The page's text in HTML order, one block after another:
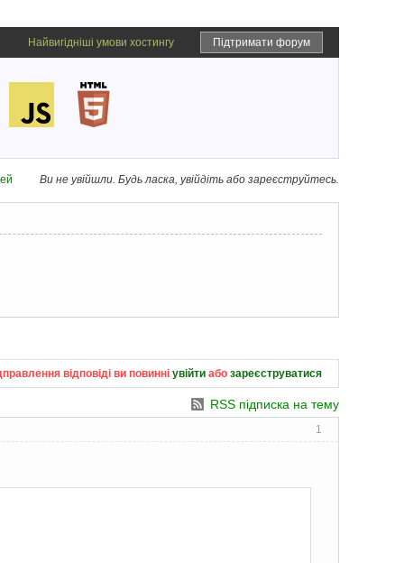
Підтримати форум
Найвигідніші умови хостингу
Ви не увійшли. Будь ласка, увійдіть або зареєструйтесь.
відповіді ви повинні увійти або зареєструватися
RSS підписка на тему
1